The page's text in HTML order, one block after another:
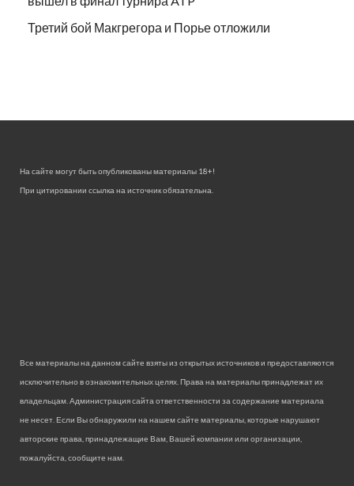
Третий бой Макгрегора и Порье отложили
На сайте могут быть опубликованы материалы 18+!
При цитировании ссылка на источник обязательна.
Все материалы на данном сайте взяты из открытых источников и предоставляются
исключительно в ознакомительных целях. Права на материалы принадлежат их
владельцам. Администрация сайта ответственности за содержание материала
не несет. Если Вы обнаружили на нашем сайте материалы, которые нарушают
авторские права, принадлежащие Вам, Вашей компании или организации,
пожалуйста, сообщите нам.